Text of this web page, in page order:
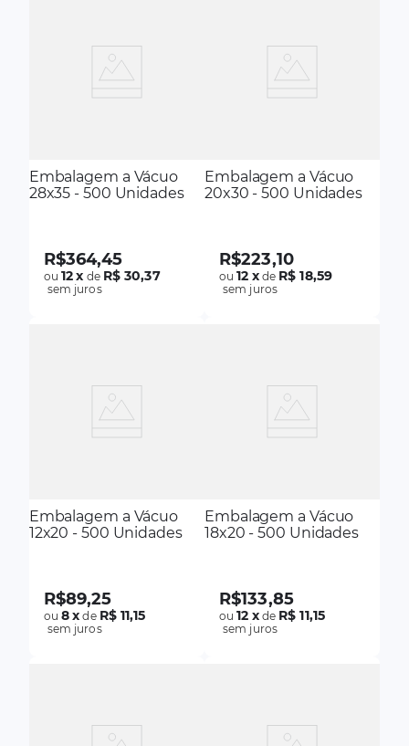
Embalagem a Vácuo
28x35 - 500 Unidades
R$364,45
ou12x de R$ 30,37
sem juros
Embalagem a Vácuo
20x30 - 500 Unidades
R$223,10
ou12 xde R$ 18,59
sem juros
Embalagem a Vácuo
12x20 - 500 Unidades
R$89,25
ou8x de R$ 11,15
sem juros
Embalagem a Vácuo
18x20 - 500 Unidades
R$133,85
ou12 xde R$ 11,15
sem juros